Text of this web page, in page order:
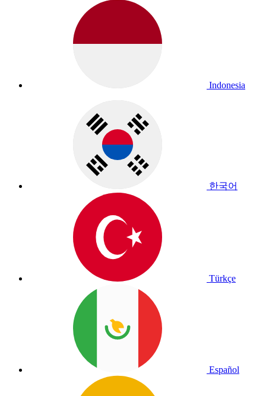
Indonesia
한국어
Türkçe
Español